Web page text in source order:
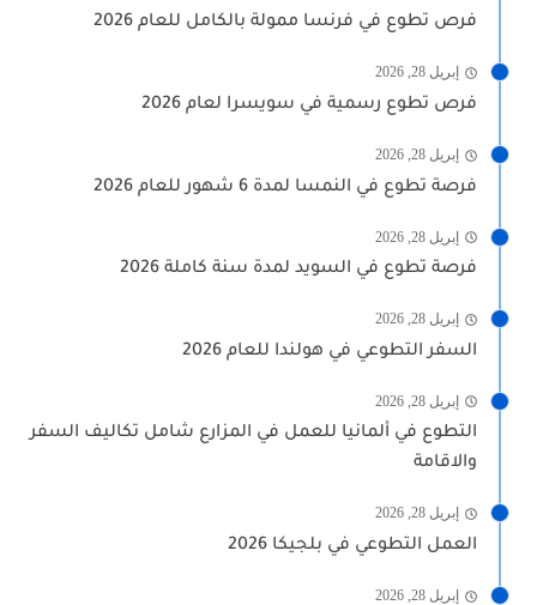
فرص تطوع في فرنسا ممولة بالكامل للعام 2026
إبريل 28, 2026
فرص تطوع رسمية في سويسرا لعام 2026
إبريل 28, 2026
فرصة تطوع في النمسا لمدة 6 شهور للعام 2026
إبريل 28, 2026
فرصة تطوع في السويد لمدة سنة كاملة 2026
إبريل 28, 2026
السفر التطوعي في هولندا للعام 2026
إبريل 28, 2026
التطوع في ألمانيا للعمل في المزارع شامل تكاليف السفر
والاقامة
إبريل 28, 2026
العمل التطوعي في بلجيكا 2026
إبريل 28, 2026